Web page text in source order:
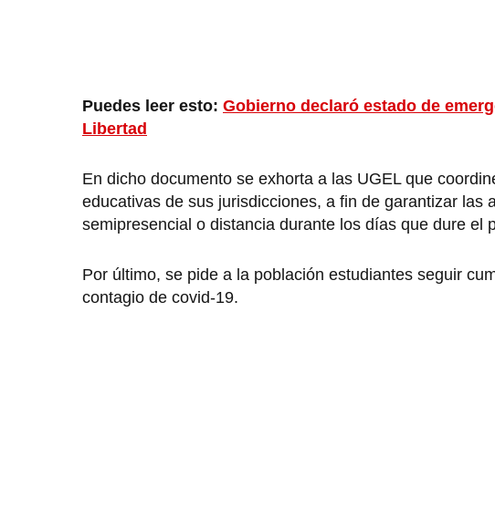
Puedes leer esto: Gobierno declaró estado de
Libertad
En dicho documento se exhorta a las UGEL que
educativas de sus jurisdicciones, a fin de garantizar
semipresencial o distancia durante los días que dure el
Por último, se pide a la población estudiantes seguir
contagio de covid-19.